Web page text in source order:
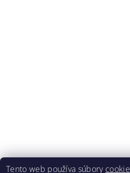
Tento web používa súbory cookie